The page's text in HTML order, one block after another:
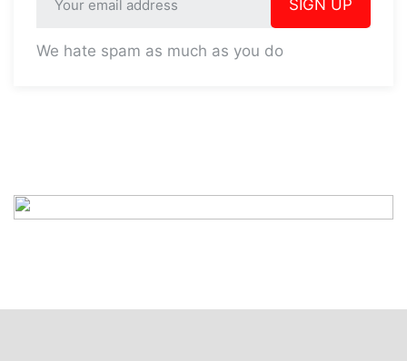
SIGN UP
We hate spam as much as you do